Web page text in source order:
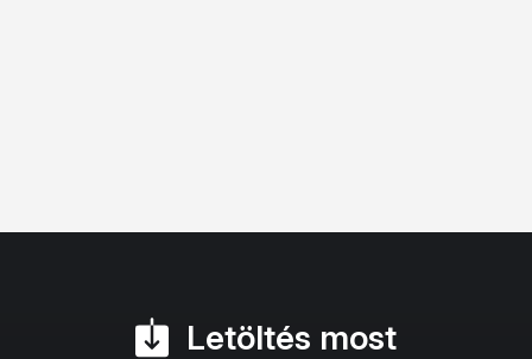
Letöltés most